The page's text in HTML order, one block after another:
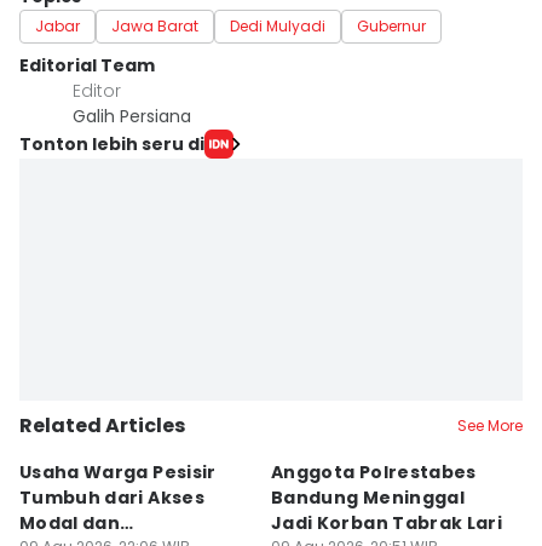
Jabar Jawa Barat Dedi Mulyadi Gubernur
Editorial Team
Editor
Galih Persiana
Tonton lebih seru di
Related Articles See More
Usaha Warga Pesisir
Tumbuh dari Akses
Modal dan
Anggota Polrestabes
Bandung Meninggal
Jadi Korban Tabrak Lari